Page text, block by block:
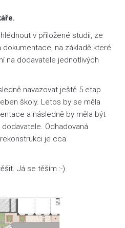
v přiložené studii, ze
na základě které
na dodavatele jednotlivých
navazovat ještě 5 etap
školy. Letos by se měla
a následně by měla být
Odhadovaná
je cca
Já se těším :-).